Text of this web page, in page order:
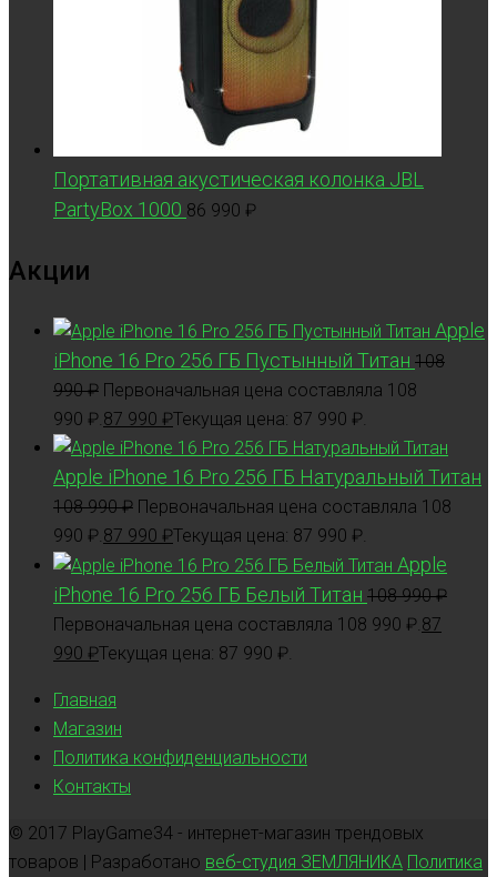
Портативная акустическая колонка JBL
PartyBox 1000 86 990 ₽
Акции
Apple
iPhone 16 Pro 256 ГБ Пустынный Титан 108
990₽ Первоначальная цена составляла 108
990 ₽. 87 990 ₽Текущая цена: 87 990 ₽.
Apple iPhone 16 Pro 256 ГБ Натуральный Титан
108 990₽ Первоначальная цена составляла 108
990 ₽. 87 990 ₽Текущая цена: 87 990 ₽.
Apple
iPhone 16 Pro 256 ГБ Белый Титан 108 990₽
Первоначальная цена составляла 108 990 ₽. 87
990 ₽Текущая цена: 87 990 ₽.
Главная
Магазин
Политика конфиденциальности
Контакты
© 2017 PlayGame34 - интернет-магазин трендовых
товаров | Разработано веб-студия ЗЕМЛЯНИКА Политика